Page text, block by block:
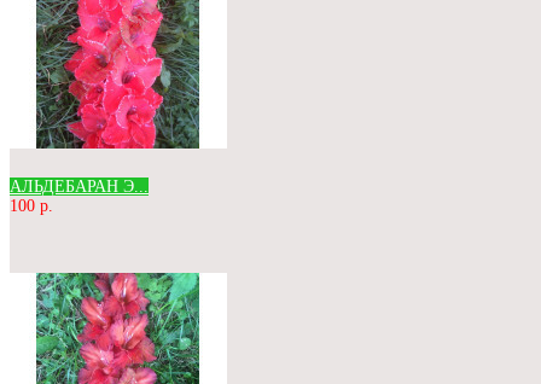
АЛЬДЕБАРАН Э...
100 р.